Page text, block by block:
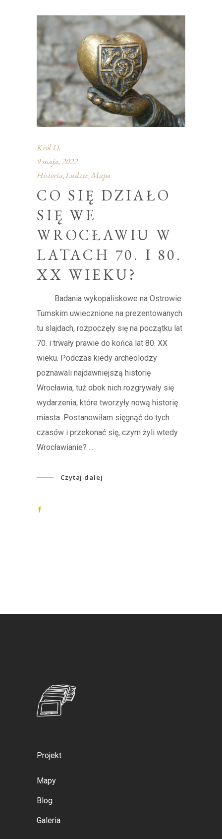
Król D.
9 maja, 2022
Historia, Ludzie,Mapa
CO SIĘ DZIAŁO
SIĘ WE
WROCŁAWIU W
LATACH 70. I 80.
XX WIEKU?
Badania wykopaliskowe na Ostrowie
Tumskim uwiecznione na prezentowanych
tu slajdach, rozpoczęły się na początku lat
70. i trwały prawie do końca lat 80. XX
wieku. Podczas kiedy archeolodzy
poznawali najdawniejszą historię
Wrocławia, tuż obok nich rozgrywały się
wydarzenia, które tworzyły nową historię
miasta. Postanowiłam sięgnąć do tych
czasów i przekonać się, czym żyli wtedy
Wrocławianie?
Czytaj dalej
Projekt
Mapy
Blog
Galeria